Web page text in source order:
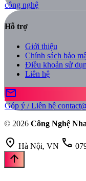
công nghệ
Hỗ trợ
Giới thiệu
Chính sách bảo
Điều khoản sử
Liên hệ
mail
Góp ý / Liên hệ
© 2026 Công Nghệ
location_on Hà Nội, VN call
arrow_upward